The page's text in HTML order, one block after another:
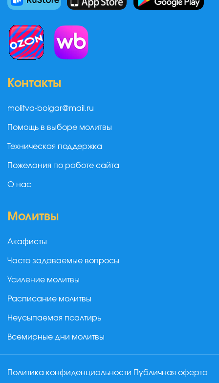
Контакты
molitva-bolgar@mail.ru
Помощь в выборе молитвы
Техническая поддержка
Пожелания по работе сайта
О нас
Молитвы
Акафисты
Часто задаваемые вопросы
Усиление молитвы
Расписание молитвы
Неусыпаемая псалтирь
Всемирные дни молитвы
Политика конфиденциальности Публичная оферта